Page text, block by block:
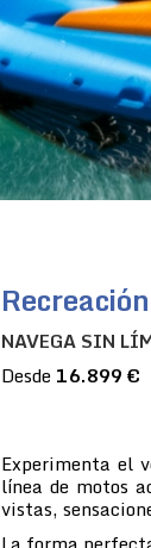
Recreación
NAVEGA SIN
Desde 16.899 €
Experimenta el
línea de motos
vistas,